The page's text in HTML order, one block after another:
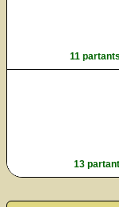
11 partants
13